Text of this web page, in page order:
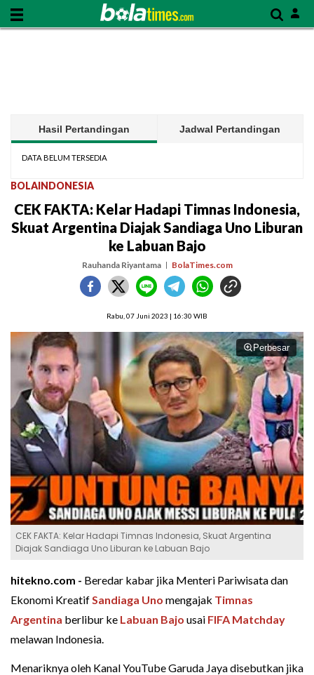
Hasil Pertandingan Jadwal Pertandingan
DATA BELUM TERSEDIA
BOLAINDONESIA
CEK FAKTA: Kelar Hadapi Timnas Indonesia,
Skuat Argentina Diajak Sandiaga Uno Liburan
ke Labuan Bajo
Rauhanda Riyantama BolaTimes.com
Rabu, 07 Juni 2023 | 16:30 WIB
Perbesar
CEK FAKTA: Kelar Hadapi Timnas Indonesia, Skuat Argentina
Diajak Sandiaga Uno Liburan ke Labuan Bajo
hitekno.com - Beredar kabar jika Menteri Pariwisata dan
Ekonomi KreatifSandiaga Uno mengajak Timnas
Argentina berlibur ke Labuan Bajo usai FIFA Matchday
melawan Indonesia.
Menariknya oleh Kanal YouTube Garuda Jaya disebutkan jika